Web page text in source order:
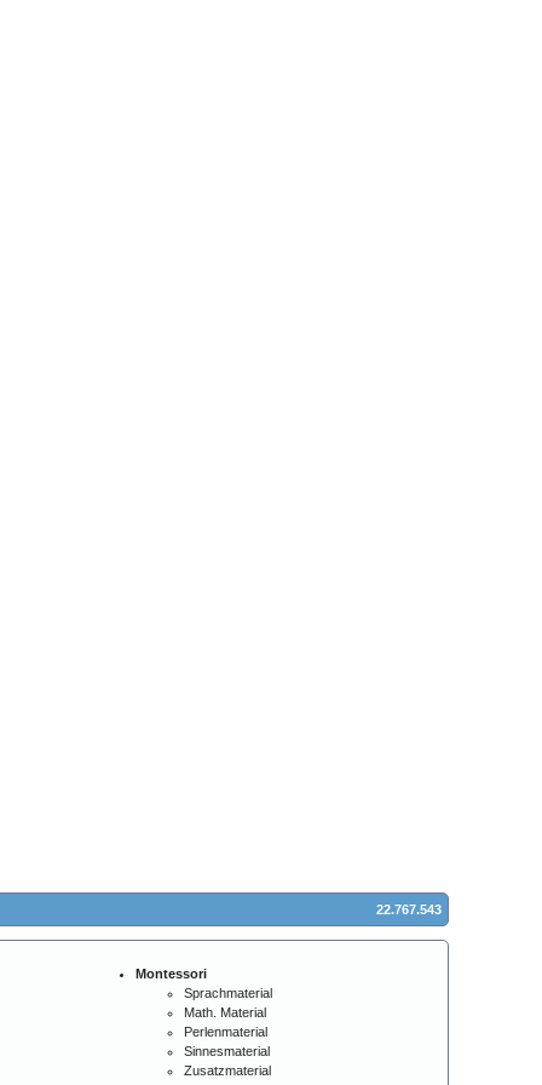
22.767.543
Montessori
Sprachmaterial
Math. Material
Perlenmaterial
Sinnesmaterial
Zusatzmaterial